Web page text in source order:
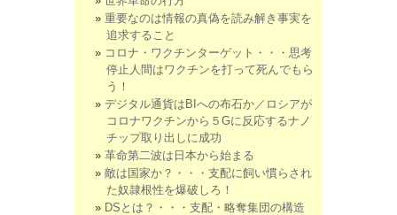
重要なのは情報の真偽を読み解き事実を
追求すること
コロナ・ワクチンターゲット・・・思考
停止人間はワクチンを打って死んでもら
う！
デジタル通貨はBIへの布石か／ロシアが
コロナワクチンから５Gに反応するナノ
チップ取り出しに成功
革命第二波は日本から始まる
敵は国家か？・・・支配に飼い慣らされ
た奴隷根性を爆破しろ！
DSとは？・・・支配・略奪集団の構造